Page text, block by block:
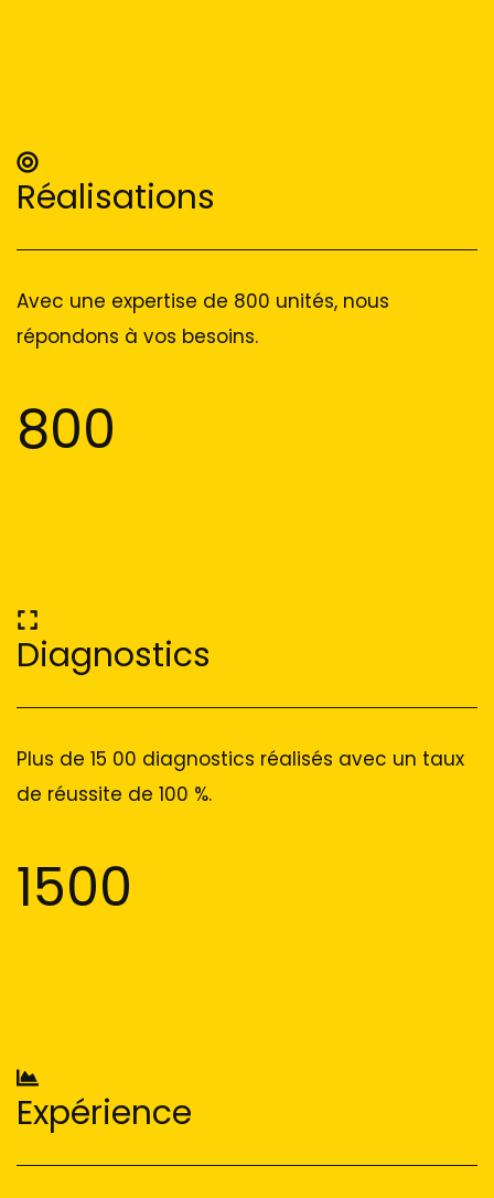
Réalisations
Avec une expertise de 800 unités, nous
répondons à vos besoins.
800
Diagnostics
Plus de 15 00 diagnostics réalisés avec un taux
de réussite de 100 %.
1500
Expérience